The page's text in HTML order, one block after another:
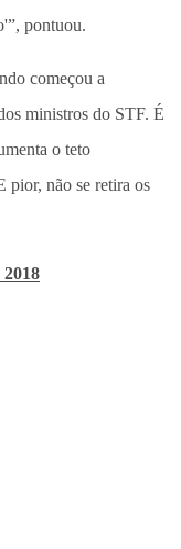
pontuou.
começou a
ministros do STF. É
o teto
pior, não se retira os